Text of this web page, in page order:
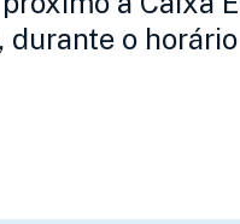
durante o